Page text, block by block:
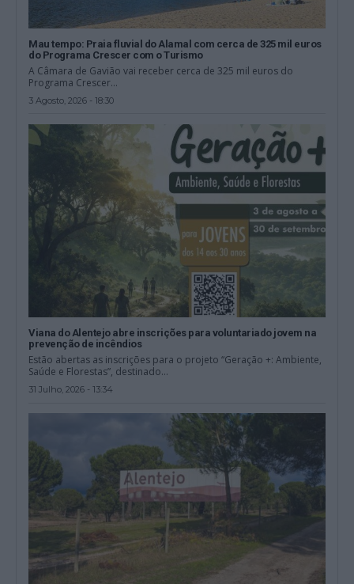
Mau tempo: Praia fluvial do Alamal com cerca de 325 mil euros
do Programa Crescer com o Turismo
A Câmara de Gavião vai receber cerca de 325 mil euros do
Programa Crescer...
3 Agosto, 2026 - 18:30
Viana do Alentejo abre inscrições para voluntariado jovem na
prevenção de incêndios
Estão abertas as inscrições para o projeto “Geração +: Ambiente,
Saúde e Florestas”, destinado...
31 Julho, 2026 - 13:34